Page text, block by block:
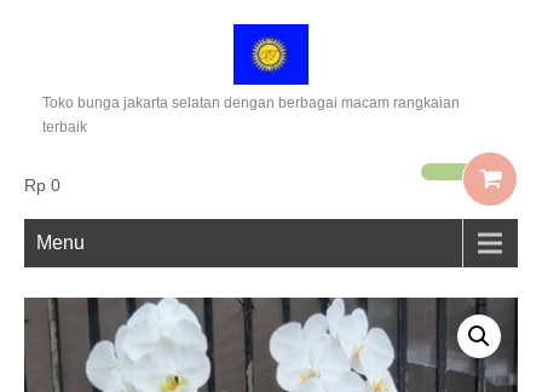
Toko bunga jakarta selatan dengan berbagai macam rangkaian
terbaik
Rp 0
Menu